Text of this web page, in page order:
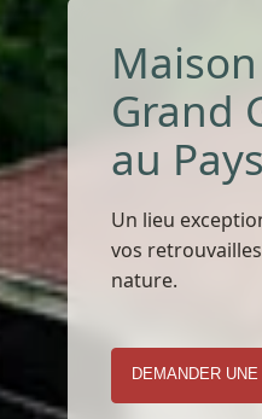
Grand
au
Un lieu
vos
nature.
DEMANDER